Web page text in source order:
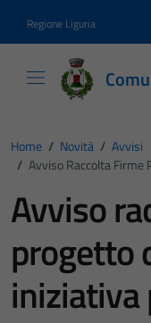
Regione Liguria
Home / Novità / Avvisi
/ Avviso Raccolta Firme
Avviso
progetto
iniziativa